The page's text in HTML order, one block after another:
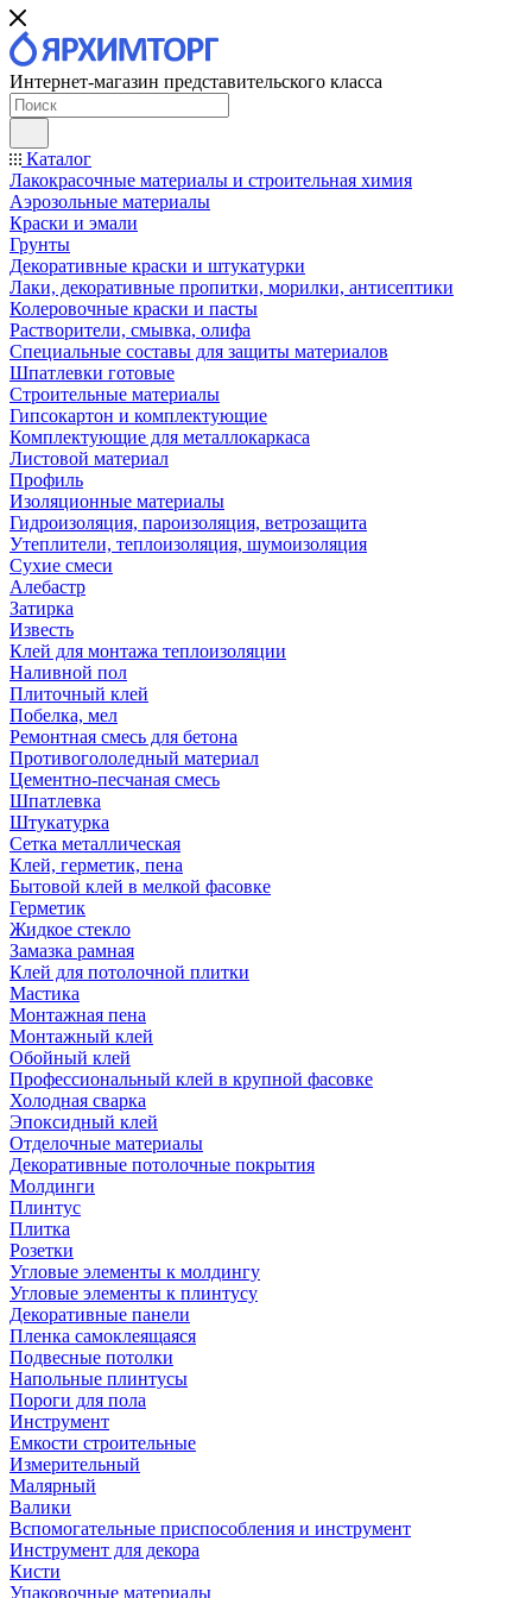
Интернет-магазин представительского класса
Каталог
Лакокрасочные материалы и строительная химия
Аэрозольные материалы
Краски и эмали
Грунты
Декоративные краски и штукатурки
Лаки, декоративные пропитки, морилки, антисептики
Колеровочные краски и пасты
Растворители, смывка, олифа
Специальные составы для защиты материалов
Шпатлевки готовые
Строительные материалы
Гипсокартон и комплектующие
Комплектующие для металлокаркаса
Листовой материал
Профиль
Изоляционные материалы
Гидроизоляция, пароизоляция, ветрозащита
Утеплители, теплоизоляция, шумоизоляция
Сухие смеси
Алебастр
Затирка
Известь
Клей для монтажа теплоизоляции
Наливной пол
Плиточный клей
Побелка, мел
Ремонтная смесь для бетона
Противогололедный материал
Цементно-песчаная смесь
Шпатлевка
Штукатурка
Сетка металлическая
Клей, герметик, пена
Бытовой клей в мелкой фасовке
Герметик
Жидкое стекло
Замазка рамная
Клей для потолочной плитки
Мастика
Монтажная пена
Монтажный клей
Обойный клей
Профессиональный клей в крупной фасовке
Холодная сварка
Эпоксидный клей
Отделочные материалы
Декоративные потолочные покрытия
Молдинги
Плинтус
Плитка
Розетки
Угловые элементы к молдингу
Угловые элементы к плинтусу
Декоративные панели
Пленка самоклеящаяся
Подвесные потолки
Напольные плинтусы
Пороги для пола
Инструмент
Емкости строительные
Измерительный
Малярный
Валики
Вспомогательные приспособления и инструмент
Инструмент для декора
Кисти
Упаковочные материалы